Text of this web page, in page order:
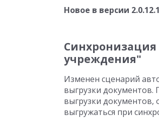
Новое в версии 2.0.12.1
Синхронизация
учреждения"
Изменен сценарий
выгрузки документов.
выгрузки документов,
выгружаться при